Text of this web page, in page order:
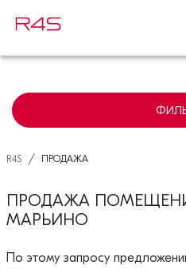
R4S / ПРОДАЖА
ПРОДАЖА
МАРЬИНО
По этому запросу